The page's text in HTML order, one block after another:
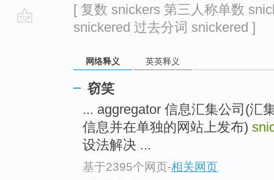
[ 复数 snickers 第三人称单数
snickered 过去分词 snickered ]
网络释义 英英释义
窃笑
... aggregator 信息汇集公司(汇
信息并在单独的网站上发布)
设法解决 ...
基于2395个网页-相关网页